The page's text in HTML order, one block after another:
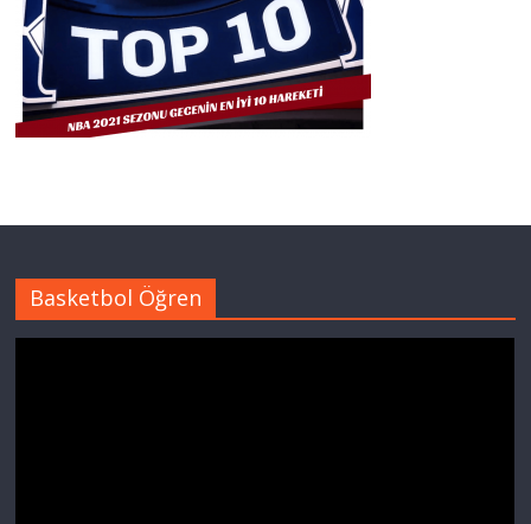
Basketbol Öğren